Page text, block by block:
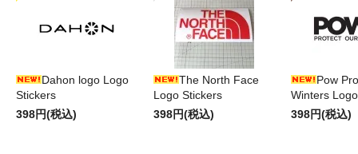
Dahon logo Logo
Stickers
398円(税込)
The North Face
Logo Stickers
398円(税込)
Pow
Winters
398円(税込)